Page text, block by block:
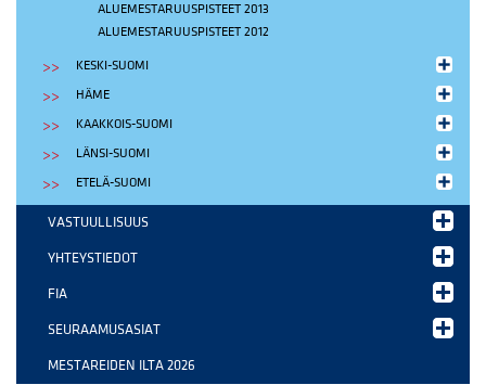
ALUEMESTARUUSPISTEET 2013
ALUEMESTARUUSPISTEET 2012
KESKI-SUOMI
HÄME
KAAKKOIS-SUOMI
LÄNSI-SUOMI
ETELÄ-SUOMI
VASTUULLISUUS
YHTEYSTIEDOT
FIA
SEURAAMUSASIAT
MESTAREIDEN ILTA 2026